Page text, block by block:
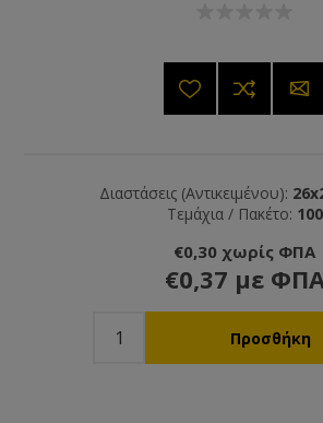
Διαστάσεις (Αντικειμένου):
Τεμάχια / Πακέτο: 100
€0,30 χωρίς ΦΠΑ
€0,37 με